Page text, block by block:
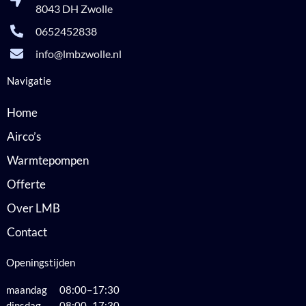
8043 DH Zwolle
0652452838
info@lmbzwolle.nl
Navigatie
Home
Airco’s
Warmtepompen
Offerte
Over LMB
Contact
Openingstijden
maandag 08:00–17:30